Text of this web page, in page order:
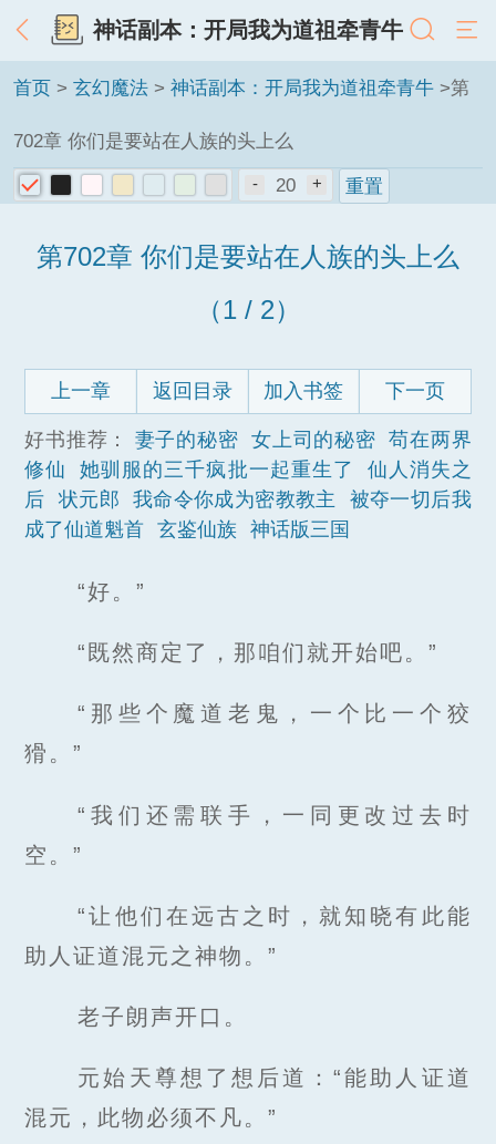
神话副本：开局我为道祖牵青牛
首页 > 玄幻魔法 > 神话副本：开局我为道祖牵青牛 >第
702章 你们是要站在人族的头上么
- 20 + 重置
第702章 你们是要站在人族的头上么
（1 / 2）
上一章 返回目录 加入书签 下一页
好书推荐： 妻子的秘密 女上司的秘密
苟在两界
修仙
她驯服的三千疯批一起重生了
仙人消失之
后
状元郎 我命令你成为密教教主
被夺一切后我
成了仙道魁首
玄鉴仙族 神话版三国
“好。”
“既然商定了，那咱们就开始吧。”
“那些个魔道老鬼，一个比一个狡
猾。”
“我们还需联手，一同更改过去时
空。”
“让他们在远古之时，就知晓有此能
助人证道混元之神物。”
老子朗声开口。
元始天尊想了想后道：“能助人证道
混元，此物必须不凡。”